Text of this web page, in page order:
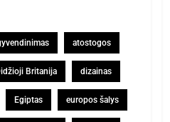
atostogos
Britanija dizainas
Egiptas europos šalys